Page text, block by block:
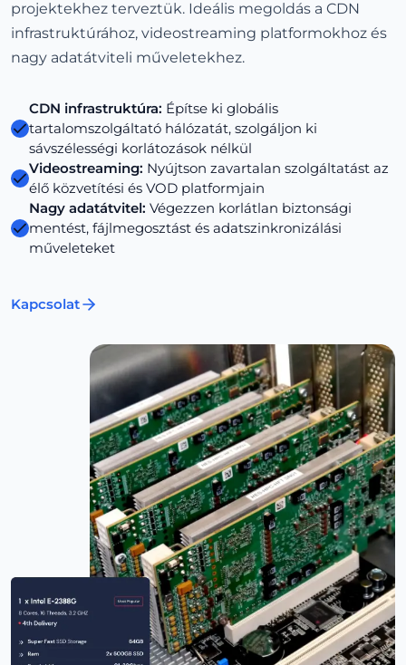
projektekhez terveztük. Ideális megoldás a CDN
infrastruktúrához, videostreaming platformokhoz és
nagy adatátviteli műveletekhez.
CDN infrastruktúra: Építse ki globális
tartalomszolgáltató hálózatát, szolgáljon ki
sávszélességi korlátozások nélkül
Videostreaming: Nyújtson zavartalan szolgáltatást az
élő közvetítési és VOD platformjain
Nagy adatátvitel: Végezzen korlátlan biztonsági
mentést, fájlmegosztást és adatszinkronizálási
műveleteket
Kapcsolat